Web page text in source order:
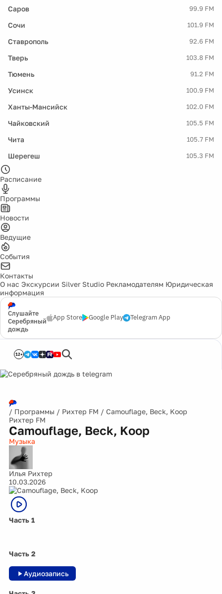
Саров 99.9 FM
Сочи 101.9 FM
Ставрополь 92.6 FM
Тверь 103.8 FM
Тюмень 91.2 FM
Усинск 100.9 FM
Ханты-Мансийск 102.0 FM
Чайковский 105.5 FM
Чита 105.7 FM
Шерегеш 105.3 FM
Расписание
Программы
Новости
Ведущие
События
Контакты
О нас Экскурсии Silver Studio Рекламодателям Юридическая
информация
Слушайте
Серебряный
дождь
App Store Google Play Telegram App
12+
/ Программы / Рихтер FM / Camouflage, Beck, Koop
Рихтер FM
Camouflage, Beck, Koop
Музыка
Илья Рихтер
10.03.2026
Часть 1
Часть 2
Аудиозапись